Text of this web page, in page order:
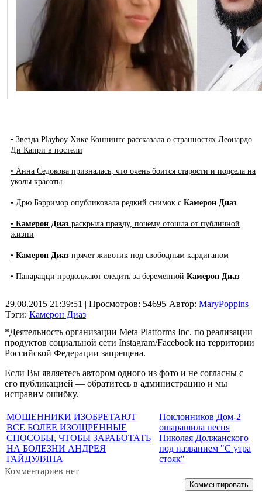
• Звезда Playboy Хике Коннингс рассказала о странностях Леонардо
Ди Капри в постели
• Анна Седокова призналась, что очень боится старости и подсела на
уколы красоты
• Дрю Бэрримор опубликовала редкий снимок с Камерон Диаз
• Камерон Диаз раскрыла правду, почему отошла от публичной
жизни
• Камерон Диаз прячет животик под свободным кардиганом
• Папарацци продолжают следить за беременной Камерон Диаз
29.08.2015 21:39:51 | Просмотров: 54695
Тэги: Камерон Диаз
Автор: MaryPoppins
*Деятельность организации Meta Platforms Inc. по реализации
продуктов социальной сети Instagram/Facebook на территории
Российской Федерации запрещена.
Если Вы являетесь автором одного из фото и не согласны с
его публикацией — обратитесь в администрацию и мы
исправим ошибку.
МОШЕННИКИ ИЗОБРЕТАЮТ
ВСЕ БОЛЕЕ ИЗОЩРЕННЫЕ
СПОСОБЫ, ЧТОБЫ ЗАРАБОТАТЬ
НА БОЛЕЗНИ АНДРЕЯ
ГАЙДУЛЯНА
Поклонников Дом-2
ошарашила песня
Николая Должанского
под названием "С утра
стояк"
Комментариев нет
Комментировать